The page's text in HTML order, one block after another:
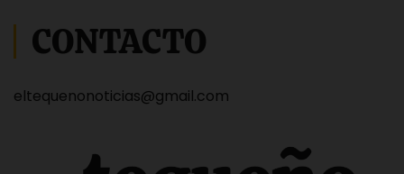
CONTACTO
eltequenonoticias@gmail.com